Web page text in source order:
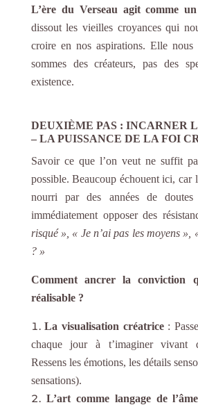
L’ère du Verseau agit comme
dissout les vieilles croyances qui
croire en nos aspirations. Elle nous
sommes des créateurs, pas des
existence.
DEUXIÈME PAS :INCARNER
– LA PUISSANCE DE LA FOI C
Savoir ce que l’on veut ne suffit
possible. Beaucoup échouent ici, car
nourri par des années de
immédiatement opposer des
risqué », « Je n’ai pas les moyens »,
? »
Comment ancrer la conviction
réalisable ?
La visualisation créatrice:
chaque jour à t’imaginer vivant
Ressens les émotions, les détails
sensations).
L’art comme langage de l’âme